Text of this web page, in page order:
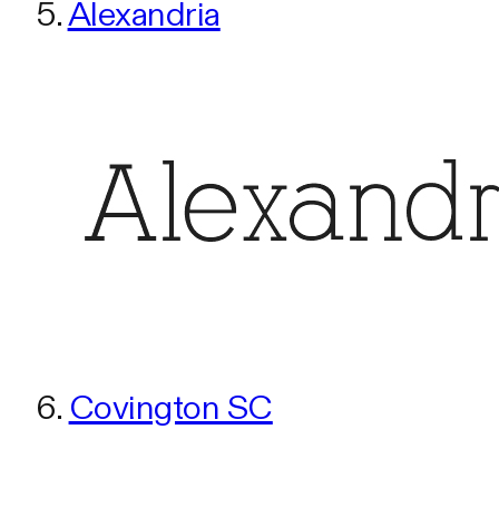
5.Alexandria
6. Covington SC